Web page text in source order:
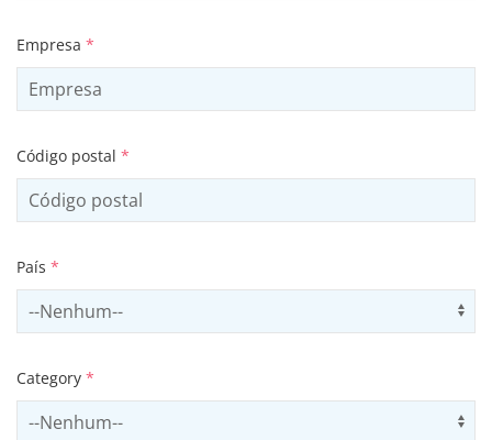
Empresa *
Código postal *
País *
Select country
Category *
Select contactCategory